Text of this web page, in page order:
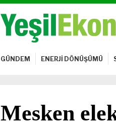
GÜNDEM ENERJİ DÖNÜŞÜMÜ
Mesken